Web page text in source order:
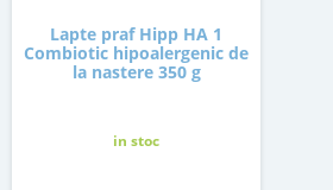
Lapte praf Hipp HA 1
Combiotic hipoalergenic de
la nastere 350 g
in stoc